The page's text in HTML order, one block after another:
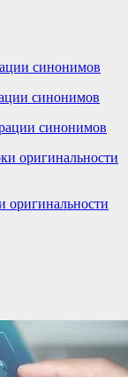
синонимов
синонимов
синонимов
оригинальности
оригинальности